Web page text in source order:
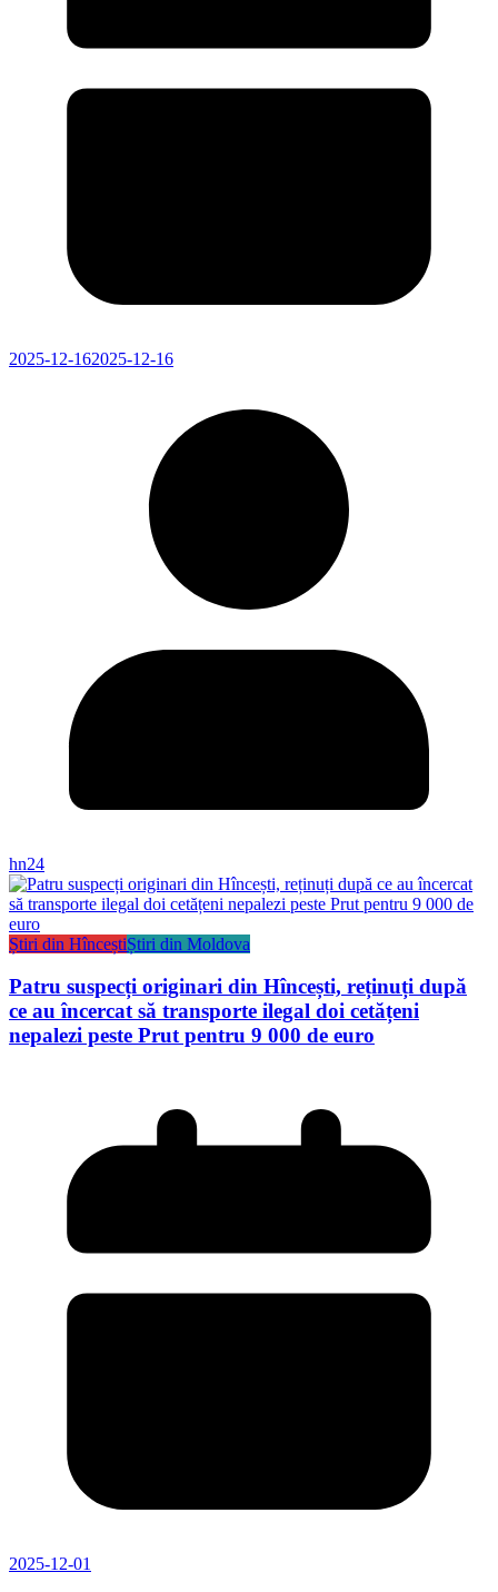
2025-12-162025-12-16
hn24
Știri din HînceștiȘtiri din Moldova
Patru suspecți originari din Hîncești, reținuți după
ce au încercat să transporte ilegal doi cetățeni
nepalezi peste Prut pentru 9 000 de euro
2025-12-01